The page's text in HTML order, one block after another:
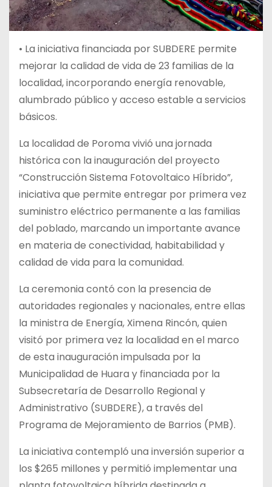
• La iniciativa financiada por SUBDERE permite
mejorar la calidad de vida de 23 familias de la
localidad, incorporando energía renovable,
alumbrado público y acceso estable a servicios
básicos.
La localidad de Poroma vivió una jornada
histórica con la inauguración del proyecto
“Construcción Sistema Fotovoltaico Híbrido”,
iniciativa que permite entregar por primera vez
suministro eléctrico permanente a las familias
del poblado, marcando un importante avance
en materia de conectividad, habitabilidad y
calidad de vida para la comunidad.
La ceremonia contó con la presencia de
autoridades regionales y nacionales, entre ellas
la ministra de Energía, Ximena Rincón, quien
visitó por primera vez la localidad en el marco
de esta inauguración impulsada por la
Municipalidad de Huara y financiada por la
Subsecretaría de Desarrollo Regional y
Administrativo (SUBDERE), a través del
Programa de Mejoramiento de Barrios (PMB).
La iniciativa contempló una inversión superior a
los $265 millones y permitió implementar una